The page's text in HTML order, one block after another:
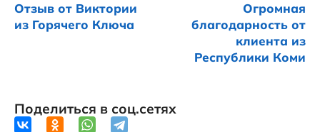
Отзыв от Виктории
из Горячего Ключа
Огромная
благодарность от
клиента из
Республики Коми
Поделиться в соц.сетях